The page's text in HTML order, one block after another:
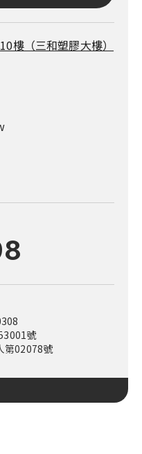
樓（三和塑膠大樓）
7（雲智匯大樓）
之5（市政都心廣
樓（良美金三角大
樓（市政總裁大樓）
號
第02078號